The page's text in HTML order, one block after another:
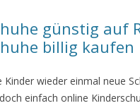
günstig auf
billig kaufen
Kinder wieder einmal neue
einfach online